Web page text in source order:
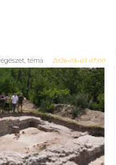
, téma 2026-08-03 07:00
Szentendrén,
Táborban